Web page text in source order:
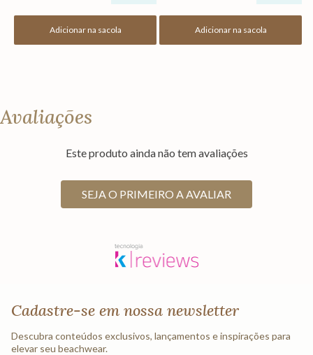
Adicionar na sacola Adicionar na sacola
Avaliações
Este produto ainda não tem avaliações
SEJA O PRIMEIRO A AVALIAR
Cadastre-se em nossa newsletter
Descubra conteúdos exclusivos, lançamentos e inspirações para
elevar seu beachwear.